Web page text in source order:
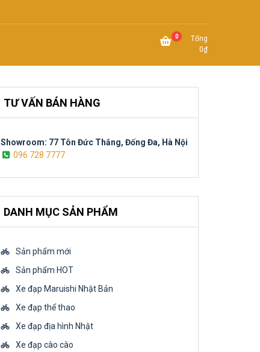
0
Tổng
0₫
TƯ VẤN BÁN HÀNG
Showroom: 77 Tôn Đức Thắng, Đống Đa, Hà Nội
096 728 7777
DANH MỤC SẢN PHẨM
Sản phẩm mới
Sản phẩm HOT
Xe đạp Maruishi Nhật Bản
Xe đạp thể thao
Xe đạp địa hình Nhật
Xe đạp cào cào